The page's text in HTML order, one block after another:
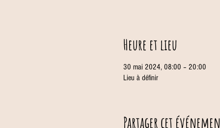
Heure et lieu
30 mai 2024, 08:00 – 20:00
Lieu à définir
Partager cet